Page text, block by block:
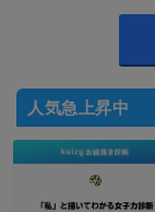
人気急上昇中